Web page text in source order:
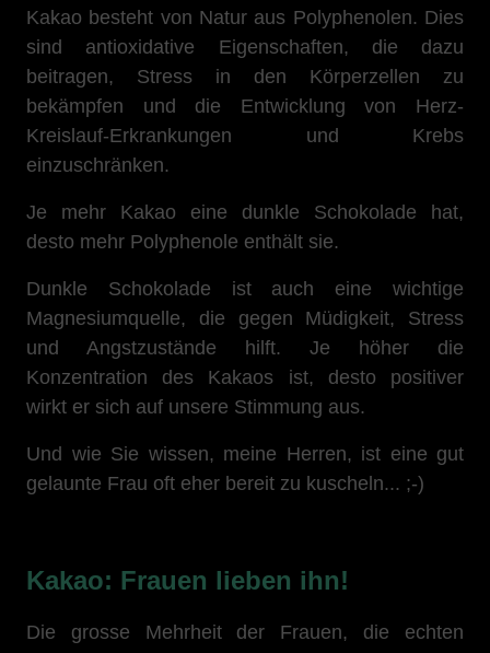
Kakao besteht von Natur aus Polyphenolen. Dies
sind antioxidative Eigenschaften, die dazu
beitragen, Stress in den Körperzellen zu
bekämpfen und die Entwicklung von Herz-
Kreislauf-Erkrankungen und Krebs
einzuschränken.
Je mehr Kakao eine dunkle Schokolade hat,
desto mehr Polyphenole enthält sie.
Dunkle Schokolade ist auch eine wichtige
Magnesiumquelle, die gegen Müdigkeit, Stress
und Angstzustände hilft. Je höher die
Konzentration des Kakaos ist, desto positiver
wirkt er sich auf unsere Stimmung aus.
Und wie Sie wissen, meine Herren, ist eine gut
gelaunte Frau oft eher bereit zu kuscheln... ;-)
Kakao: Frauen lieben ihn!
Die grosse Mehrheit der Frauen, die echten